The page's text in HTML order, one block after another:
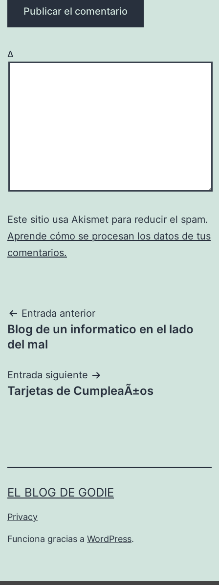
Δ
Este sitio usa Akismet para reducir el spam.
Aprende cómo se procesan los datos de tus
comentarios.
Navegación
de
Entrada anterior
Blog de un informatico en el lado
del mal
Entrada siguiente
Tarjetas de CumpleaÃ±os
EL BLOG DE GODIE
Privacy
Funciona gracias a WordPress.